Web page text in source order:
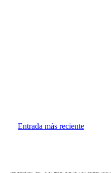
Entrada más reciente